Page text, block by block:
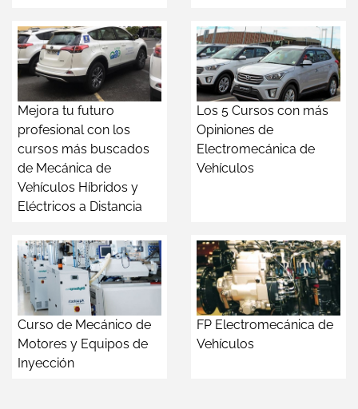
Mejora tu futuro
profesional con los
cursos más buscados
de Mecánica de
Vehículos Híbridos y
Eléctricos a Distancia
Los 5 Cursos con más
Opiniones de
Electromecánica de
Vehículos
Curso de Mecánico de
Motores y Equipos de
Inyección
FP Electromecánica de
Vehículos